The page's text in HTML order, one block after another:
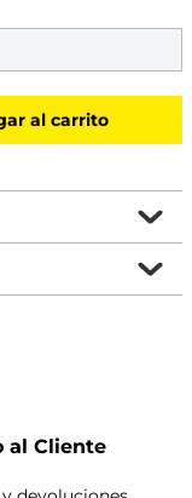
al carrito
al Cliente